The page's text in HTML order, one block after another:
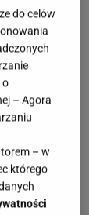
to
konik na
z
z
mają
sobie
do celów
o
– Agora
– w
którego